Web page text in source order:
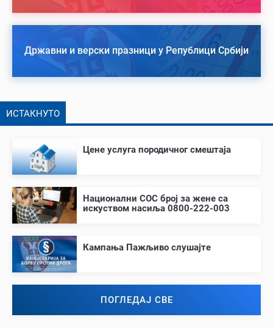
Државни и верски празници у Републици Србији
ИСТАКНУТО
Цене услуга породичног смештаја
Национални СОС број за жене са
искуством насиља 0800-222-003
Кампања Пажљиво слушајте
ПОГЛЕДАЈ СВЕ